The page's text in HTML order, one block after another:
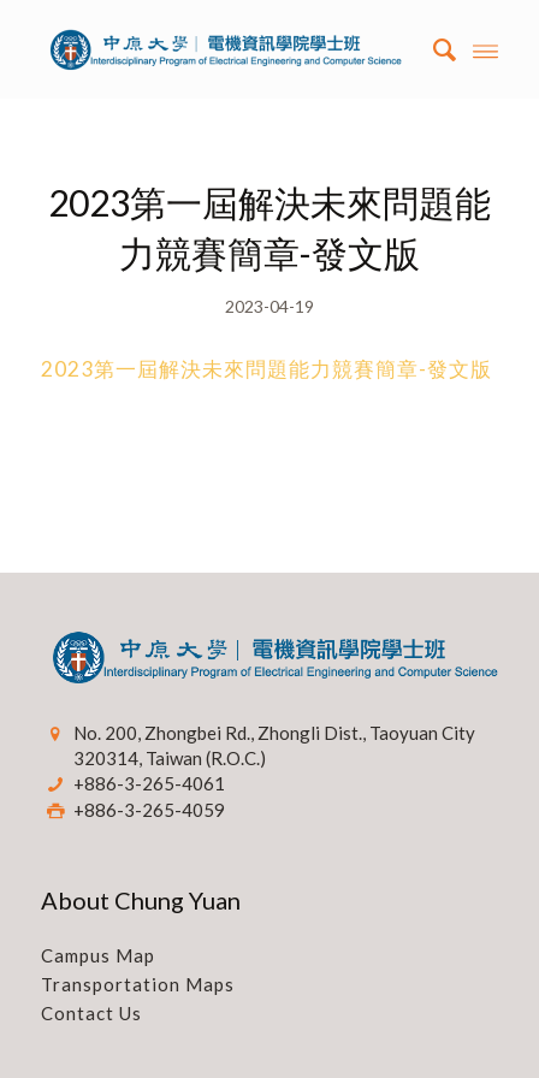
2023第一屆解決未來問題能
力競賽簡章-發文版
2023-04-19
2023第一屆解決未來問題能力競賽簡章-發文版
No. 200, Zhongbei Rd., Zhongli Dist., Taoyuan City
320314, Taiwan (R.O.C.)
+886-3-265-4061
+886-3-265-4059
About Chung Yuan
Campus Map
Transportation Maps
Contact Us